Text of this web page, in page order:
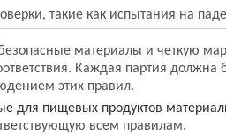
такие как испытания на
материалы и четкую
Каждая партия
этих правил.
для пищевых продуктов
всем правилам.